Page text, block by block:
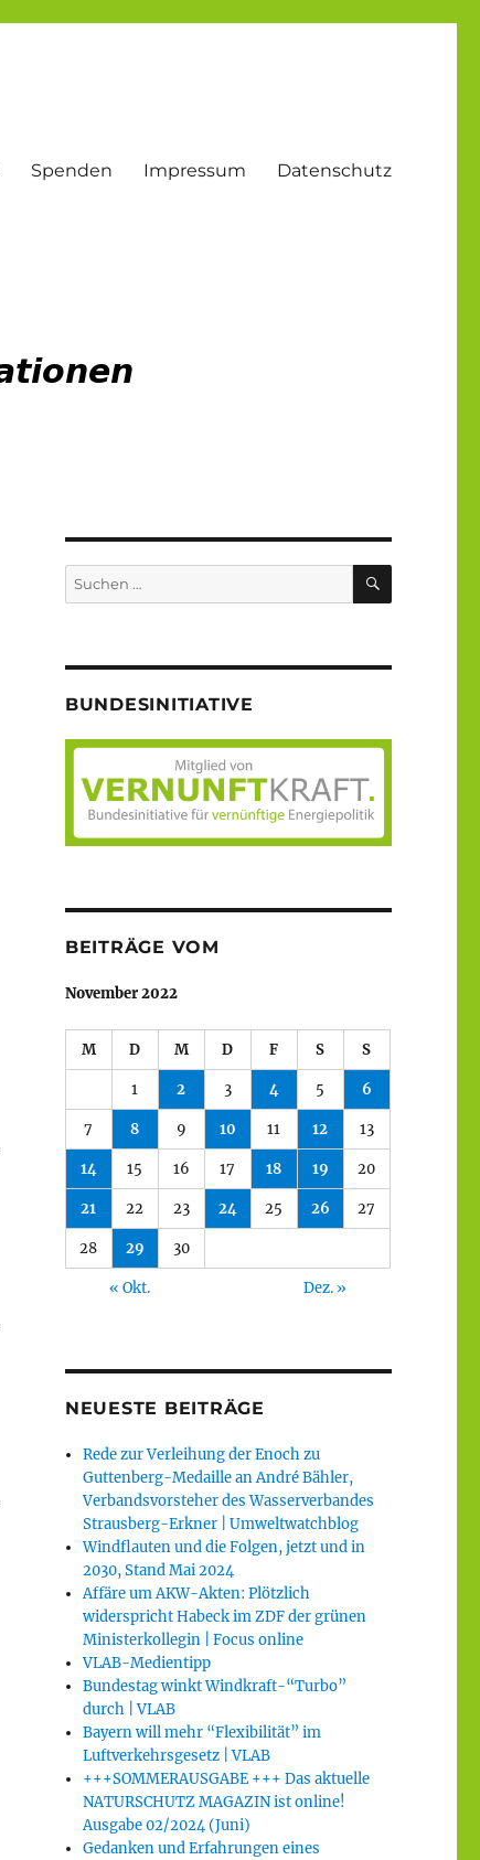
Spenden Impressum Datenschutz
Suche
nach:
SUCHEN
BUNDESINITIATIVE
BEITRÄGE VOM
November 2022
M D M D F S S
1 2 3 4 5 6
7 8 9 10 11 12 13
14 15 16 17 18 19 20
21 22 23 24 25 26 27
28 29 30
« Okt. Dez. »
NEUESTE BEITRÄGE
Rede zur Verleihung der Enoch zu
Guttenberg-Medaille an André Bähler,
Verbandsvorsteher des Wasserverbandes
Strausberg-Erkner | Umweltwatchblog
Windflauten und die Folgen, jetzt und in
2030, Stand Mai 2024
Affäre um AKW-Akten: Plötzlich
widerspricht Habeck im ZDF der grünen
Ministerkollegin | Focus online
VLAB-Medientipp
Bundestag winkt Windkraft-“Turbo”
durch | VLAB
Bayern will mehr “Flexibilität” im
Luftverkehrsgesetz | VLAB
+++SOMMERAUSGABE +++ Das aktuelle
NATURSCHUTZ MAGAZIN ist online!
Ausgabe 02/2024 (Juni)
Gedanken und Erfahrungen eines